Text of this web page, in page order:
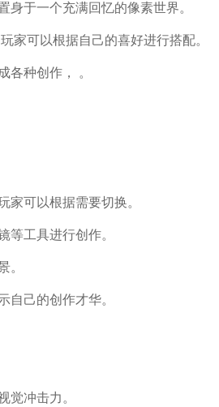
于一个充满回忆的像素世界。
家可以根据自己的喜好进行搭配。
各种创作， 。
家可以根据需要切换。
等工具进行创作。
。
自己的创作才华。
觉冲击力。